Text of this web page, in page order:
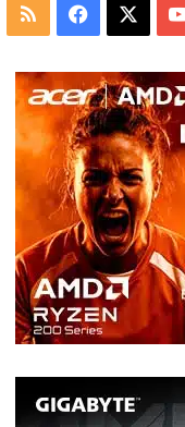
RSS Facebook